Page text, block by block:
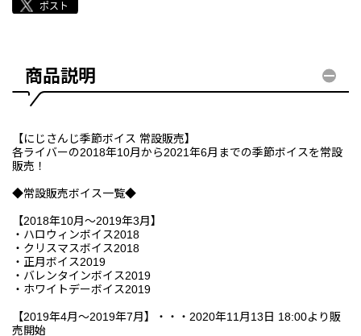
商品説明
【にじさんじ季節ボイス 常設販売】
各ライバーの2018年10月から2021年6月までの季節ボイスを常設
販売！
◆常設販売ボイス一覧◆
【2018年10月～2019年3月】
・ハロウィンボイス2018
・クリスマスボイス2018
・正月ボイス2019
・バレンタインボイス2019
・ホワイトデーボイス2019
【2019年4月～2019年7月】・・・2020年11月13日 18:00より販
売開始